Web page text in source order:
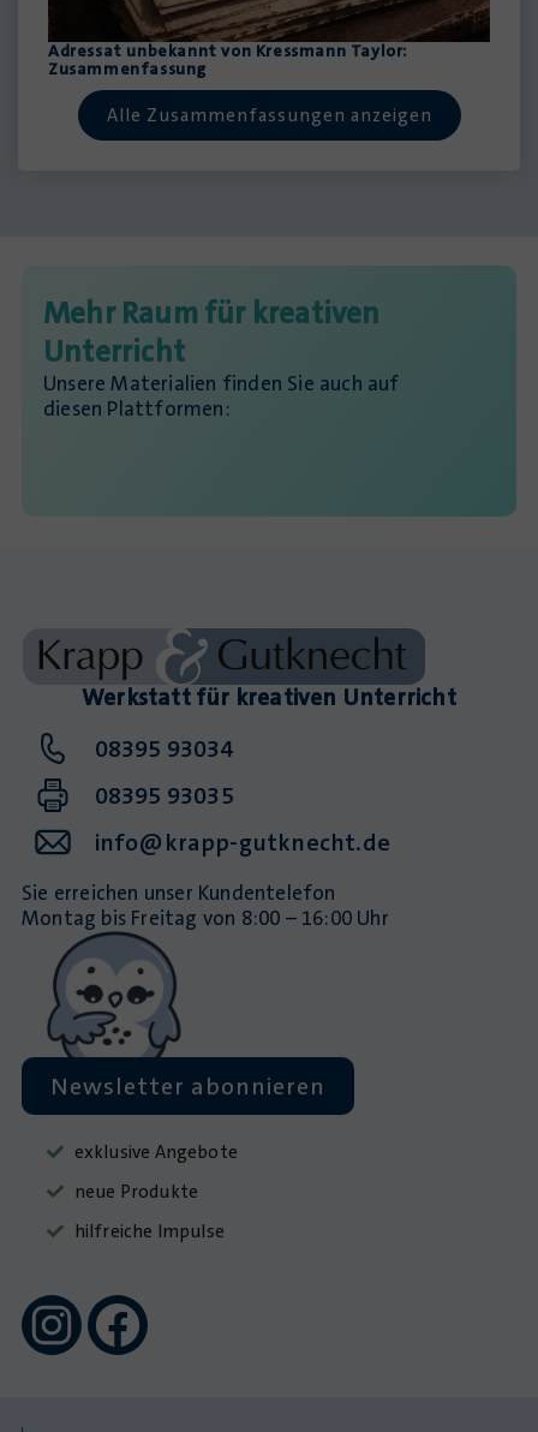
Adressat unbekannt von Kressmann Taylor:
Zusammenfassung
Alle Zusammenfassungen anzeigen
Mehr Raum für kreativen
Unterricht
Unsere Materialien finden Sie auch auf
diesen Plattformen:
Werkstatt für kreativen Unterricht
08395 93034
08395 93035
info@krapp-gutknecht.de
Sie erreichen unser Kundentelefon
Montag bis Freitag von 8:00 – 16:00 Uhr
Newsletter abonnieren
exklusive Angebote
neue Produkte
hilfreiche Impulse